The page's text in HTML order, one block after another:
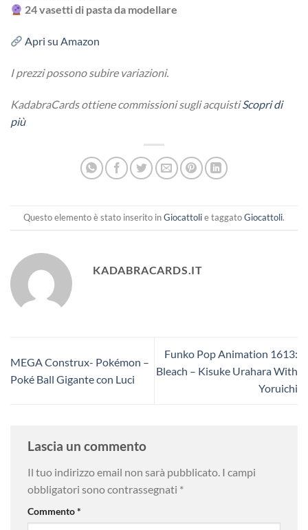
24 vasetti di pasta da modellare
Apri su Amazon
I prezzi possono subire variazioni.
KadabraCards ottiene commissioni sugli acquistiScopri di
più
Questo elemento è stato inserito inGiocattolie taggatoGiocattoli.
KADABRACARDS.IT
MEGA Construx- Pokémon –
Poké Ball Gigante con Luci
Funko Pop Animation 1613:
Bleach – Kisuke Urahara With
Yoruichi
Lascia un commento
Il tuo indirizzo email non sarà pubblicato. I campi
obbligatori sono contrassegnati *
Commento*